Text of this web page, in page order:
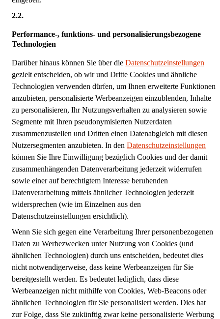
Performance-, funktions- und personalisierungsbezogene
Technologien
Darüber hinaus können Sie über die Datenschutzeinstellungen
gezielt entscheiden, ob wir und Dritte Cookies und ähnliche
Technologien verwenden dürfen, um Ihnen erweiterte Funktionen
anzubieten, personalisierte Werbeanzeigen einzublenden, Inhalte
zu personalisieren, Ihr Nutzungsverhalten zu analysieren sowie
Segmente mit Ihren pseudonymisierten Nutzerdaten
zusammenzustellen und Dritten einen Datenabgleich mit diesen
Nutzersegmenten anzubieten. In den Datenschutzeinstellungen
können Sie Ihre Einwilligung bezüglich Cookies und der damit
zusammenhängenden Datenverarbeitung jederzeit widerrufen
sowie einer auf berechtigtem Interesse beruhenden
Datenverarbeitung mittels ähnlicher Technologien jederzeit
widersprechen (wie im Einzelnen aus den
Datenschutzeinstellungen ersichtlich).
Wenn Sie sich gegen eine Verarbeitung Ihrer personenbezogenen
Daten zu Werbezwecken unter Nutzung von Cookies (und
ähnlichen Technologien) durch uns entscheiden, bedeutet dies
nicht notwendigerweise, dass keine Werbeanzeigen für Sie
bereitgestellt werden. Es bedeutet lediglich, dass diese
Werbeanzeigen nicht mithilfe von Cookies, Web-Beacons oder
ähnlichen Technologien für Sie personalisiert werden. Dies hat
zur Folge, dass Sie zukünftig zwar keine personalisierte Werbung